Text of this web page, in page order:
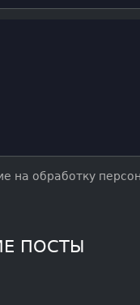
на обработку
ПОСТЫ